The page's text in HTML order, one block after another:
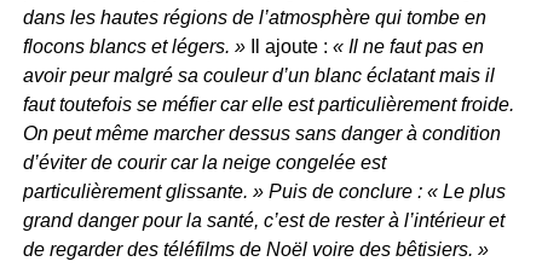
dans les hautes régions de l’atmosphère qui tombe en
flocons blancs et légers. »Il ajoute : « Il ne faut pas en
avoir peur malgré sa couleur d’un blanc éclatant mais il
faut toutefois se méfier car elle est particulièrement froide.
On peut même marcher dessus sans danger à condition
d’éviter de courir car la neige congelée est
particulièrement glissante. » Puis de conclure : « Le plus
grand danger pour la santé, c’est de rester à l’intérieur et
de regarder des téléfilms de Noël voire des bêtisiers. »